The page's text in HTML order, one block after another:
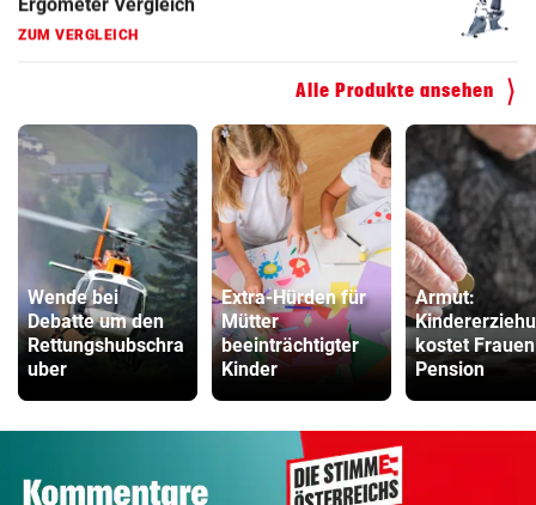
Faszienrolle Vergleich
ZUM VERGLEICH
Kinderfahrrad Vergleich
ZUM VERGLEICH
Alle Produkte ansehen
Wende bei
Debatte um den
Rettungshubschra
uber
Extra-Hürden für
Mütter
beeinträchtigter
Kinder
Armut:
kostet
Pension